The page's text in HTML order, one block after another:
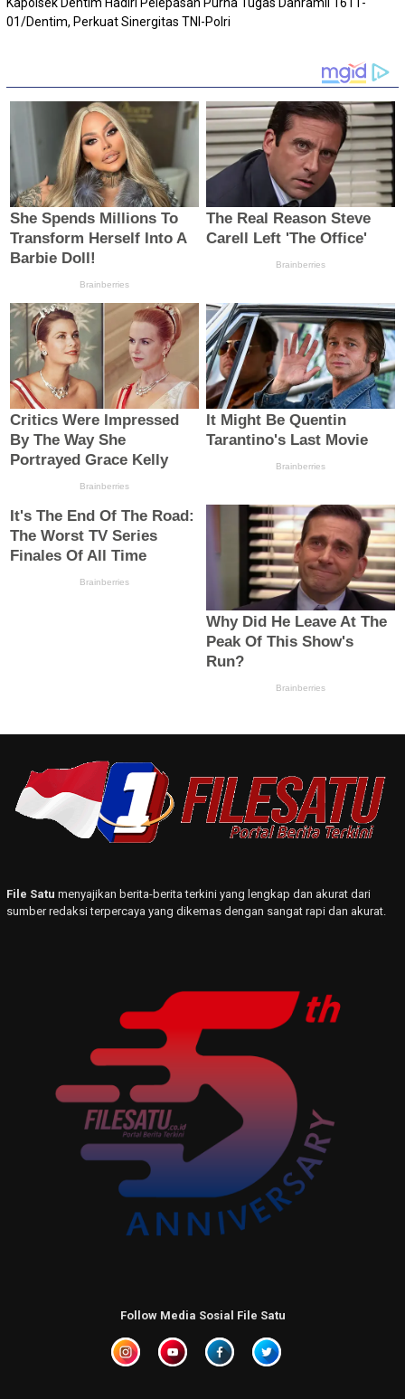
Kapolsek Dentim Hadiri Pelepasan Purna Tugas Danramil 1611-
01/Dentim, Perkuat Sinergitas TNI-Polri
File Satu menyajikan berita-berita terkini yang lengkap dan akurat dari
sumber redaksi terpercaya yang dikemas dengan sangat rapi dan akurat.
Follow Media Sosial File Satu